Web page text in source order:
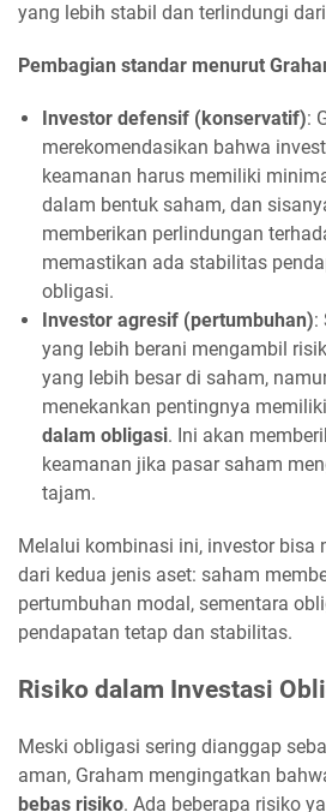
yang lebih stabil dan terlindungi
Pembagian standar menurut
Investor defensif (konservatif):
merekomendasikan bahwa
keamanan harus memiliki
dalam bentuk saham, dan
memberikan perlindungan
memastikan ada stabilitas
obligasi.
Investor agresif (pertumbuhan):
yang lebih berani mengambil
yang lebih besar di saham,
menekankan pentingnya
dalam obligasi. Ini akan
keamanan jika pasar saham
tajam.
Melalui kombinasi ini, investor bisa
dari kedua jenis aset: saham
pertumbuhan modal, sementara
pendapatan tetap dan stabilitas.
Risiko dalam Investasi
Meski obligasi sering dianggap
aman, Graham mengingatkan
bebas risiko. Ada beberapa risiko